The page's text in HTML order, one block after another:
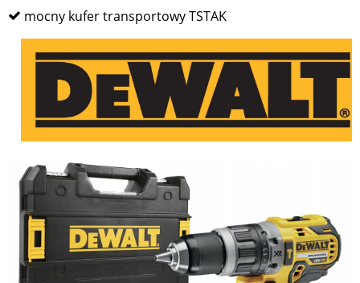
mocny kufer transportowy TSTAK